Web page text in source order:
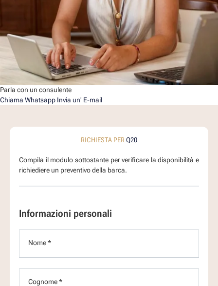
Parla con un consulente
Chiama Whatsapp Invia un' E-mail
RICHIESTA PERQ20
Compila il modulo sottostante per verificare la disponibilità e
richiediere un preventivo della barca.
Informazioni personali
Nome *
Cognome *